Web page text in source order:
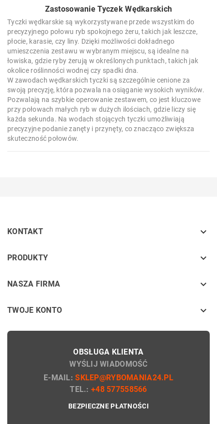
Zastosowanie Tyczek Wędkarskich
Tyczki wędkarskie są wykorzystywane przede wszystkim do
precyzyjnego połowu ryb spokojnego żeru, takich jak leszcze,
płocie, karasie, czy liny. Dzięki możliwości dokładnego
umieszczenia zestawu w wybranym miejscu, są idealne na
łowiska, gdzie ryby żerują w określonych punktach, takich jak
okolice roślinności wodnej czy spadki dna.
W zawodach wędkarskich tyczki są szczególnie cenione za
swoją precyzję, która pozwala na osiąganie wysokich wyników.
Pozwalają na szybkie operowanie zestawem, co jest kluczowe
przy połowach małych ryb w dużych ilościach, gdzie liczy się
każda sekunda. Na wodach stojących tyczki umożliwiają
precyzyjne podanie zanęty i przynęty, co znacząco zwiększa
skuteczność połowów.
KONTAKT 
PRODUKTY keyboard_arrow_down
NASZA FIRMA keyboard_arrow_down
TWOJE KONTO 
OBSŁUGA KLIENTA
WYŚLIJ WIADOMOŚĆ
E-MAIL:SKLEP@RYBOMANIA24.PL
TEL.:+48 577558566
BEZPIECZNE PŁATNOŚCI